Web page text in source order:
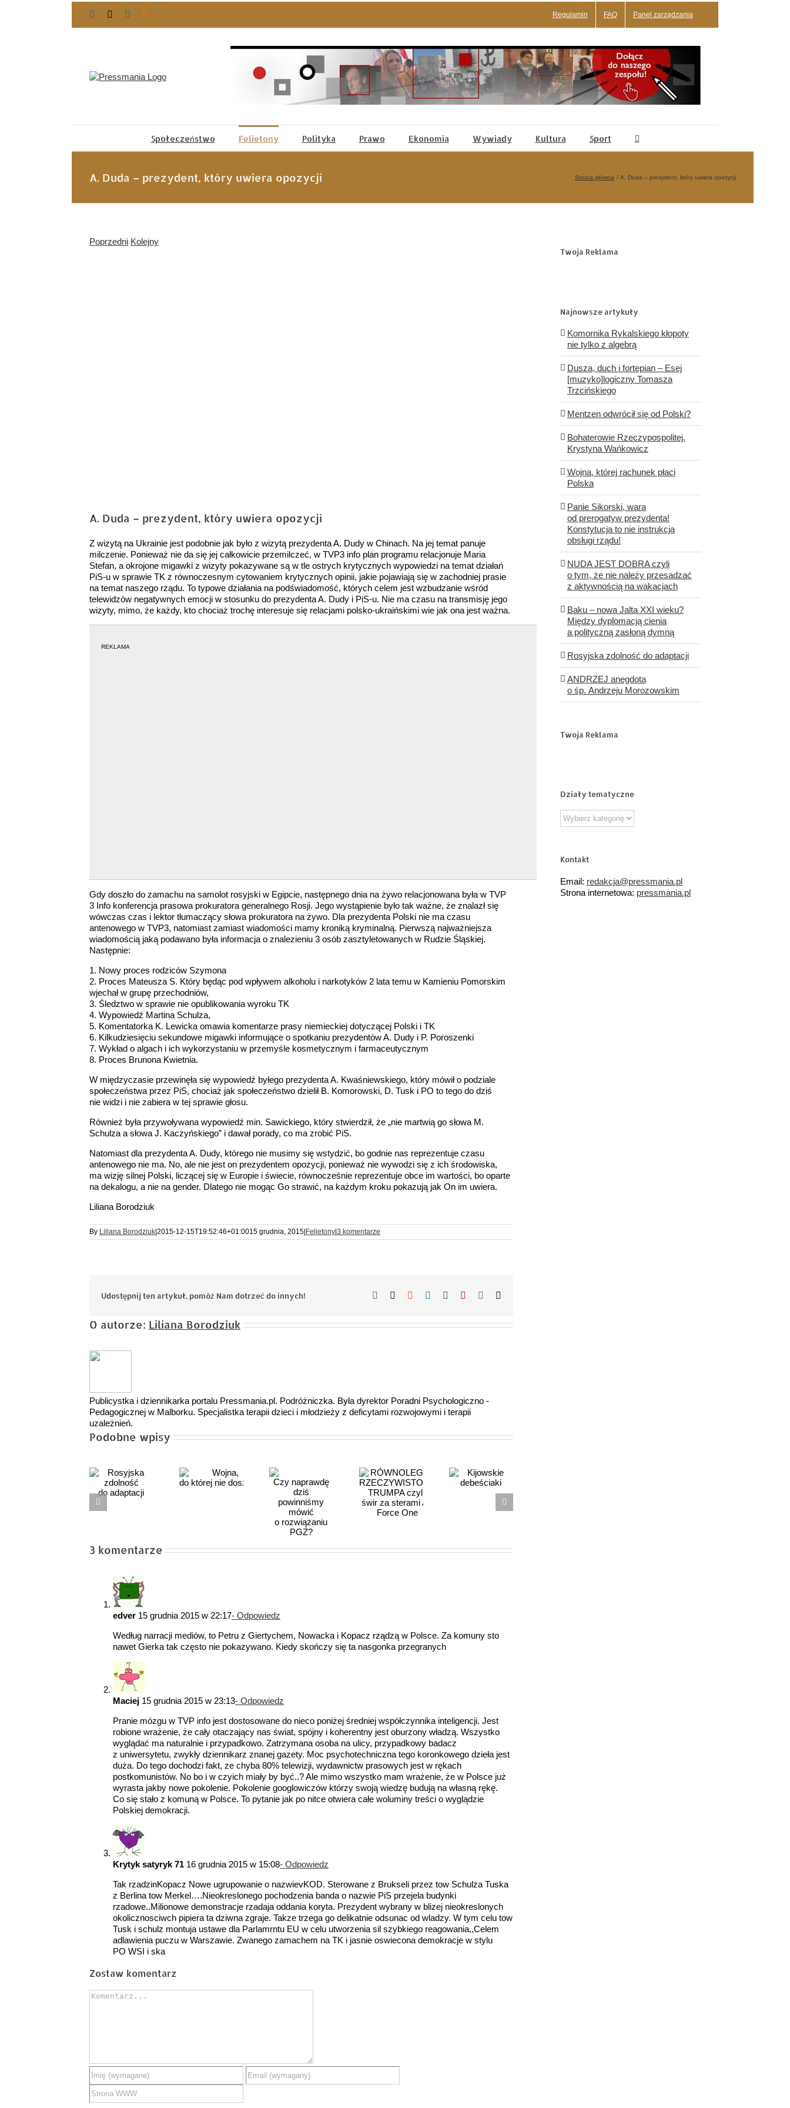
Facebook LinkedIn Regulamin FAQ Panel zarządzania
Społeczeństwo Felietony Polityka Prawo Ekonomia Wywiady Kultura Sport
A. Duda – prezydent, który uwiera opozycji Strona główna A. Duda – prezydent, który uwiera opozycji
Poprzedni Kolejny
A. Duda – prezydent, który uwiera opozycji
Z wizytą na Ukrainie jest podobnie jak było z wizytą prezydenta A. Dudy w Chinach. Na jej temat panuje
milczenie. Ponieważ nie da się jej całkowicie przemilczeć, w TVP3 info plan programu relacjonuje Maria
Stefan, a okrojone migawki z wizyty pokazywane są w tle ostrych krytycznych wypowiedzi na temat działań
PiS-u w sprawie TK z równoczesnym cytowaniem krytycznych opinii, jakie pojawiają się w zachodniej prasie
na temat naszego rządu. To typowe działania na podświadomość, których celem jest wzbudzanie wśród
telewidzów negatywnych emocji w stosunku do prezydenta A. Dudy i PiS-u. Nie ma czasu na transmisję jego
wizyty, mimo, że każdy, kto chociaż trochę interesuje się relacjami polsko-ukraińskimi wie jak ona jest ważna.
REKLAMA
Gdy doszło do zamachu na samolot rosyjski w Egipcie, następnego dnia na żywo relacjonowana była w TVP
3 Info konferencja prasowa prokuratora generalnego Rosji. Jego wystąpienie było tak ważne, że znalazł się
wówczas czas i lektor tłumaczący słowa prokuratora na żywo. Dla prezydenta Polski nie ma czasu
antenowego w TVP3, natomiast zamiast wiadomości mamy kroniką kryminalną. Pierwszą najważniejsza
wiadomością jaką podawano była informacja o znalezieniu 3 osób zasztyletowanych w Rudzie Śląskiej.
Następnie:
1. Nowy proces rodziców Szymona
2. Proces Mateusza S. Który będąc pod wpływem alkoholu i narkotyków 2 lata temu w Kamieniu Pomorskim
wjechał w grupę przechodniów,
3. Śledztwo w sprawie nie opublikowania wyroku TK
4. Wypowiedź Martina Schulza,
5. Komentatorka K. Lewicka omawia komentarze prasy niemieckiej dotyczącej Polski i TK
6. Kilkudziesięciu sekundowe migawki informujące o spotkaniu prezydentów A. Dudy i P. Poroszenki
7. Wykład o algach i ich wykorzystaniu w przemyśle kosmetycznym i farmaceutycznym
8. Proces Brunona Kwietnia.
W międzyczasie przewinęła się wypowiedź byłego prezydenta A. Kwaśniewskiego, który mówił o podziale
społeczeństwa przez PiS, chociaż jak społeczeństwo dzielił B. Komorowski, D. Tusk i PO to tego do dziś
nie widzi i nie zabiera w tej sprawie głosu.
Również była przywoływana wypowiedź min. Sawickiego, który stwierdził, że „nie martwią go słowa M.
Schulza a słowa J. Kaczyńskiego” i dawał porady, co ma zrobić PiS.
Natomiast dla prezydenta A. Dudy, którego nie musimy się wstydzić, bo godnie nas reprezentuje czasu
antenowego nie ma. No, ale nie jest on prezydentem opozycji, ponieważ nie wywodzi się z ich środowiska,
ma wizję silnej Polski, liczącej się w Europie i świecie, równocześnie reprezentuje obce im wartości, bo oparte
na dekalogu, a nie na gender. Dlatego nie mogąc Go strawić, na każdym kroku pokazują jak On im uwiera.
Liliana Borodziuk
By Liliana Borodziuk 2015-12-15T19:52:46+01:0015 grudnia, 2015 Felietony 3 komentarze
Udostępnij ten artykuł, pomóż Nam dotrzeć do innych! Facebook Reddit LinkedIn
TumblrPinterest
O autorze: Liliana Borodziuk
Publicystka i dziennikarka portalu Pressmania.pl. Podróżniczka. Była dyrektor Poradni Psychologiczno -
Pedagogicznej w Malborku. Specjalistka terapii dzieci i młodzieży z deficytami rozwojowymi i terapii
uzależnień.
Podobne wpisy
Wojna,
PGZ?
RÓWNOLEGŁA
RZECZYWISTOŚĆ
TRUMPA
czyli, świr
za sterami
One
Kijowskie
debeściaki
3 komentarze
edver 15 grudnia 2015 w 22:17- Odpowiedz
Według narracji mediów, to Petru z Giertychem, Nowacka i Kopacz rządzą w Polsce. Za komuny sto
nawet Gierka tak często nie pokazywano. Kiedy skończy się ta nasgonka przegranych
Maciej 15 grudnia 2015 w 23:13- Odpowiedz
Pranie mózgu w TVP info jest dostosowane do nieco poniżej średniej współczynnika inteligencji. Jest
robione wrażenie, że cały otaczający nas świat, spójny i koherentny jest oburzony władzą. Wszystko
wyglądać ma naturalnie i przypadkowo. Zatrzymana osoba na ulicy, przypadkowy badacz
z uniwersytetu, zwykły dziennikarz znanej gazety. Moc psychotechniczna tego koronkowego dzieła jest
duża. Do tego dochodzi fakt, ze chyba 80% telewizji, wydawnictw prasowych jest w rękach
postkomunistów. No bo i w czyich miały by być..? Ale mimo wszystko mam wrażenie, że w Polsce już
wyrasta jakby nowe pokolenie. Pokolenie googlowiczów którzy swoją wiedzę budują na własną rękę.
Co się stało z komuną w Polsce. To pytanie jak po nitce otwiera całe woluminy treści o wyglądzie
Polskiej demokracji.
Krytyk satyryk 71 16 grudnia 2015 w 15:08- Odpowiedz
Tak rzadzinKopacz Nowe ugrupowanie o nazwievKOD. Sterowane z Brukseli przez tow Schulza Tuska
z Berlina tow Merkel….Nieokreslonego pochodzenia banda o nazwie PiS przejela budynki
rzadowe..Milionowe demonstracje rzadaja oddania koryta. Prezydent wybrany w blizej nieokreslonych
okolicznosciwch pipiera ta dziwna zgraje. Takze trzega go delikatnie odsunac od wladzy. W tym celu tow
Tusk i schulz montuja ustawe dla Parlamrntu EU w celu utworzenia sil szybkiego reagowania,,Celem
adlawienia puczu w Warszawie. Zwanego zamachem na TK i jasnie oswiecona demokracje w stylu
PO WSI i ska
Zostaw komentarz
Comment
Twoja Reklama
Najnowsze artykuły
Komornika Rykalskiego kłopoty
nie tylko z algebrą
Dusza, duch i fortepian – Esej
[muzyko]logiczny Tomasza
Trzcińskiego
Mentzen odwrócił się od Polski?
Bohaterowie Rzeczypospolitej.
Krystyna Wańkowicz
Wojna, której rachunek płaci
Polska
Panie Sikorski, wara
od prerogatyw prezydenta!
Konstytucja to nie instrukcja
obsługi rządu!
NUDA JEST DOBRA czyli
o tym, że nie należy przesadzać
z aktywnością na wakacjach
Baku – nowa Jalta XXI wieku?
Między dyplomacją cienia
a polityczną zasłoną dymną
Rosyjska zdolność do adaptacji
ANDRZEJ anegdota
o śp. Andrzeju Morozowskim
Twoja Reklama
Działy tematyczne
Działy
tematyczne
Kontakt
Email: redakcja@pressmania.pl
Strona internetowa: pressmania.pl